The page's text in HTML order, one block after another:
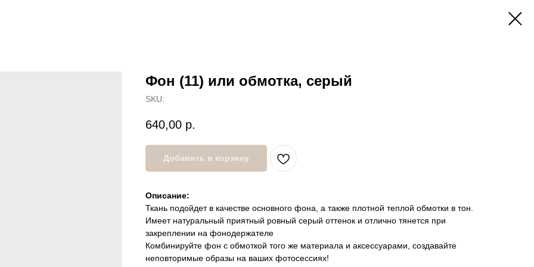
Фон (11) или обмотка, серый
SKU:
640,00 р.
Добавить в корзину
Описание:
Ткань подойдет в качестве основного фона, а также плотной теплой обмотки в тон.
Имеет натуральный приятный ровный серый оттенок и отлично тянется при
закреплении на фонодержателе
Комбинируйте фон с обмоткой того же материала и аксессуарами, создавайте
неповторимые образы на ваших фотосессиях!